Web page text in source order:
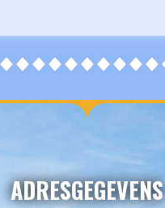
ADRESGEGEVENS